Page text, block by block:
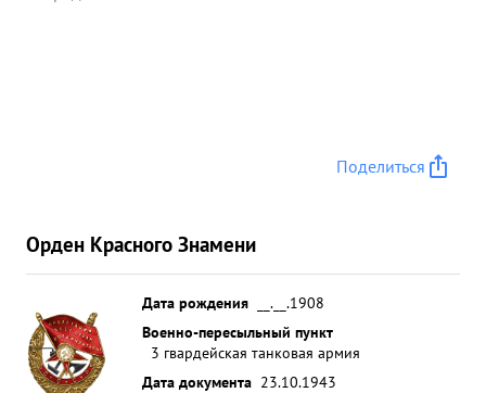
Поделиться
Орден Красного Знамени
Дата рождения
__.__.1908
Военно-пересыльный пункт
3 гвардейская танковая армия
Дата документа 23.10.1943